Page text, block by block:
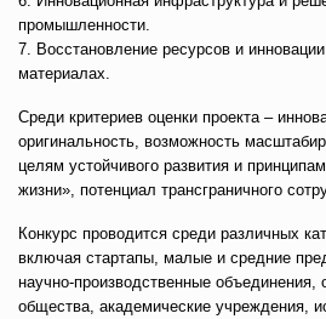
промышленности.
7. Восстановление ресурсов и
материалах.
Среди критериев оценки проекта –
оригинальность, возможность
целям устойчивого развития и
жизни», потенциал трансграничного
Конкурс проводится среди различных
включая стартапы, малые и средние
научно-производственные объединения,
общества, академические учреждения,